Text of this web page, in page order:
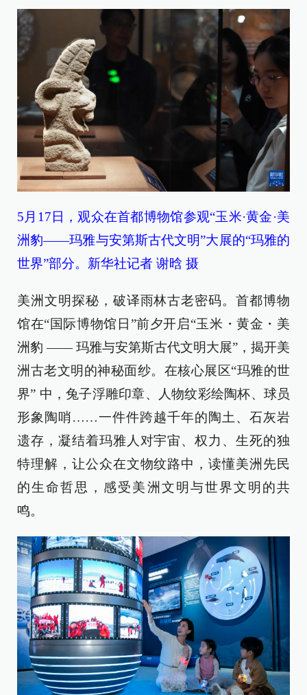
5月17日，观众在首都博物馆参观“玉米·黄金·美
洲豹——玛雅与安第斯古代文明”大展的“玛雅的
世界”部分。新华社记者 谢晗 摄
美洲文明探秘，破译雨林古老密码。首都博物
馆在“国际博物馆日”前夕开启“玉米・黄金・美
洲豹 —— 玛雅与安第斯古代文明大展”，揭开美
洲古老文明的神秘面纱。在核心展区“玛雅的世
界” 中，兔子浮雕印章、人物纹彩绘陶杯、球员
形象陶哨……一件件跨越千年的陶土、石灰岩
遗存，凝结着玛雅人对宇宙、权力、生死的独
特理解，让公众在文物纹路中，读懂美洲先民
的生命哲思，感受美洲文明与世界文明的共
鸣。